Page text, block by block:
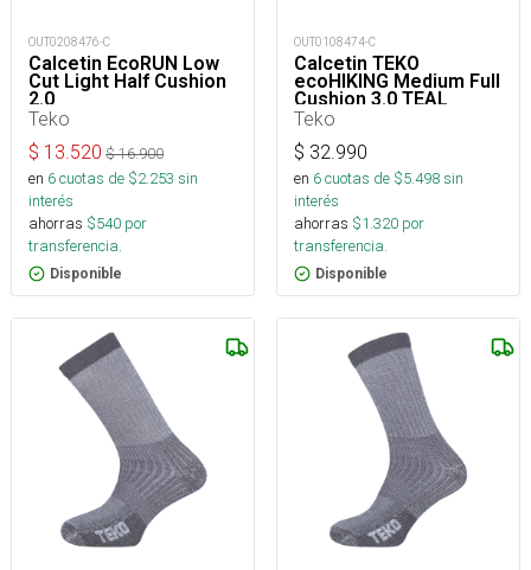
OUT0208476-C
Calcetin EcoRUN Low
Cut Light Half Cushion
2.0
Teko
$ 13.520 $16.900
en 6cuotas de $2.253 sin
interés
ahorras $540 por
transferencia.
Disponible
OUT0108474-C
Calcetin TEKO
ecoHIKING Medium Full
Cushion 3.0 TEAL
Teko
$ 32.990
en 6cuotas de $5.498sin
interés
ahorras $1.320 por
transferencia.
Disponible